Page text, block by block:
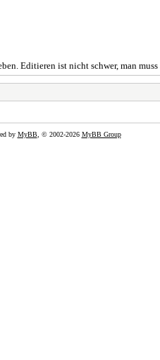
Editieren ist nicht schwer, man
by MyBB, © 2002-2026 MyBB Group